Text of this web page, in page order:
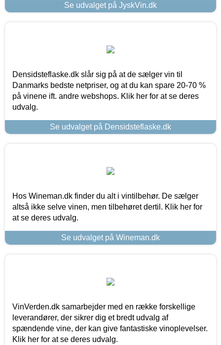
Se udvalget på JyskVin.dk
Densidsteflaske.dk slår sig på at de sælger vin til
Danmarks bedste netpriser, og at du kan spare 20-70 %
på vinene ift. andre webshops. Klik her for at se deres
udvalg.
Se udvalget på Densidsteflaske.dk
Hos Wineman.dk finder du alt i vintilbehør. De sælger
altså ikke selve vinen, men tilbehøret dertil. Klik her for
at se deres udvalg.
Se udvalget på Wineman.dk
VinVerden.dk samarbejder med en række forskellige
leverandører, der sikrer dig et bredt udvalg af
spændende vine, der kan give fantastiske vinoplevelser.
Klik her for at se deres udvalg.